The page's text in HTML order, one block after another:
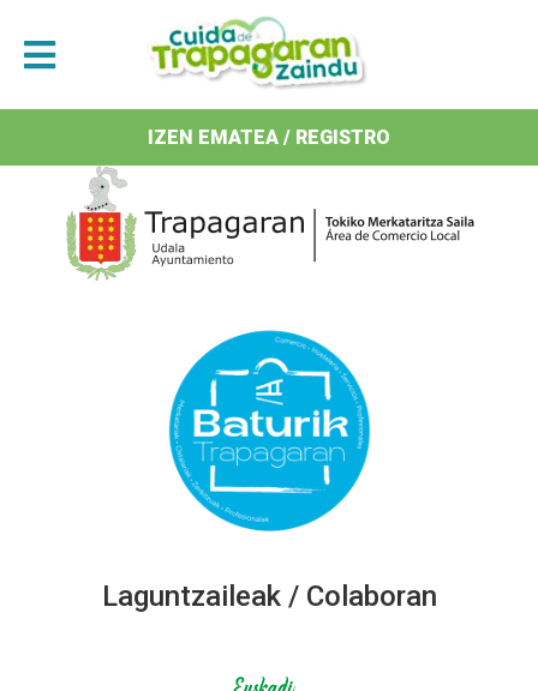
Antolatzaileak / Organizan
Laguntzaileak / Colaboran
IZEN EMATEA / REGISTRO